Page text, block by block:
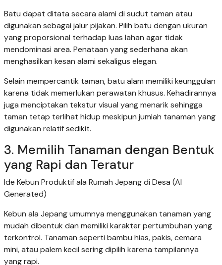
Batu dapat ditata secara alami di sudut taman atau
digunakan sebagai jalur pijakan. Pilih batu dengan ukuran
yang proporsional terhadap luas lahan agar tidak
mendominasi area. Penataan yang sederhana akan
menghasilkan kesan alami sekaligus elegan.
Selain mempercantik taman, batu alam memiliki keunggulan
karena tidak memerlukan perawatan khusus. Kehadirannya
juga menciptakan tekstur visual yang menarik sehingga
taman tetap terlihat hidup meskipun jumlah tanaman yang
digunakan relatif sedikit.
3. Memilih Tanaman dengan Bentuk
yang Rapi dan Teratur
Ide Kebun Produktif ala Rumah Jepang di Desa (AI
Generated)
Kebun ala Jepang umumnya menggunakan tanaman yang
mudah dibentuk dan memiliki karakter pertumbuhan yang
terkontrol. Tanaman seperti bambu hias, pakis, cemara
mini, atau palem kecil sering dipilih karena tampilannya
yang rapi.